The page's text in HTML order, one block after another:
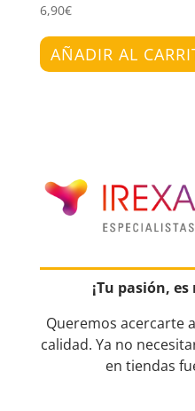
6,90€
AÑADIR AL
¡Tu pasión,
Queremos acercarte
calidad. Ya no
en tiendas